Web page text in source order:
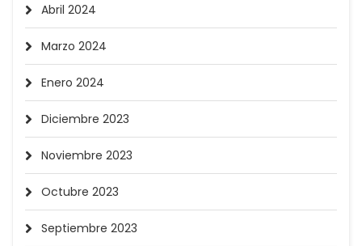
Abril 2024
Marzo 2024
Enero 2024
Diciembre 2023
Noviembre 2023
Octubre 2023
Septiembre 2023